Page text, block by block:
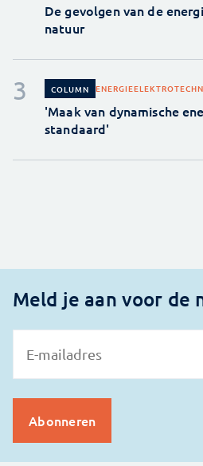
De gevolgen van de
natuur
COLUMN ENERGIE
'Maak van dynamische
standaard'
Meld je aan voor de